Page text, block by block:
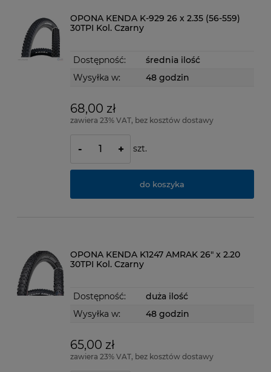
OPONA KENDA K-929 26 x 2.35 (56-559)
30TPI Kol. Czarny
Dostępność:
średnia ilość
Wysyłka w:
48 godzin
68,00 zł
zawiera 23% VAT, bez kosztów dostawy
- + szt.
do koszyka
OPONA KENDA K1247 AMRAK 26" x 2.20
30TPI Kol. Czarny
Dostępność:
duża ilość
Wysyłka w:
48 godzin
65,00 zł
zawiera 23% VAT, bez kosztów dostawy